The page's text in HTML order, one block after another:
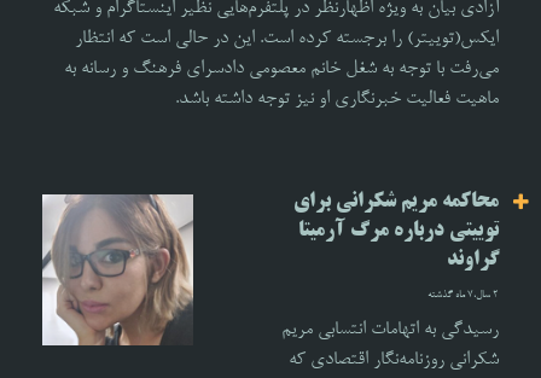
آزادی بیان به ویژه اظهارنظر در پلتفرم‌هایی نظیر اینستاگرام و شبکه
ایکس(توییتر) را برجسته کرده است. این در حالی است که انتظار
می‌رفت با توجه به شغل خانم معصومی دادسرای فرهنگ و رسانه به
ماهیت فعالیت خبرنگاری او نیز توجه داشته باشد.
محاکمه مریم شکرانی برای
توییتی درباره مرگ آرمیتا
گراوند
2 سال،7 ماه گذشته
رسیدگی به اتهامات انتسابی مریم
شکرانی روزنامه‌نگار اقتصادی که